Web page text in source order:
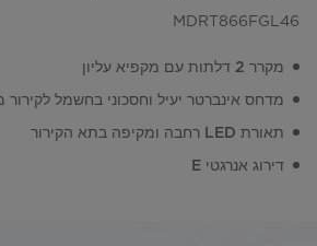
MDRT866FGL46
מקרר 2 דלתות עם מקפיא עליון
מדחס אינברטר יעיל וחסכוני בחשמל
תאורת LED רחבה ומקיפה בתא הקירור
דירוג אנרגטי E